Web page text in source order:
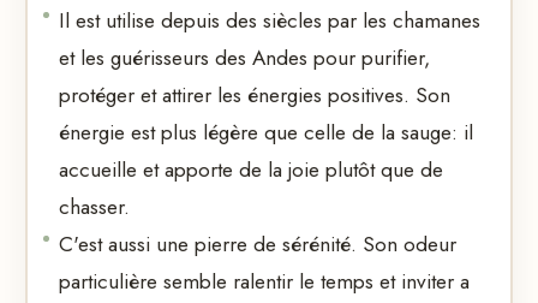
Il est utilise depuis des siècles par les chamanes
et les guérisseurs des Andes pour purifier,
protéger et attirer les énergies positives. Son
énergie est plus légère que celle de la sauge: il
accueille et apporte de la joie plutôt que de
chasser.
C'est aussi une pierre de sérénité. Son odeur
particulière semble ralentir le temps et inviter a